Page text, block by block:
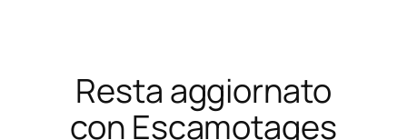
Resta aggiornato
con Escamotages